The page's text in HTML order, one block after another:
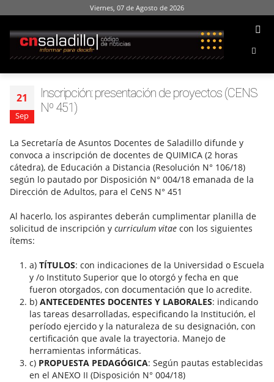
Viernes, 07 de Agosto de 2026
21
Sep
Inscripción: presentación de proyectos (CENS
Nº 451)
La Secretaría de Asuntos Docentes de Saladillo difunde y
convoca a inscripción de docentes de QUIMICA (2 horas
cátedra), de Educación a Distancia (Resolución N° 106/18)
según lo pautado por Disposición N° 004/18 emanada de la
Dirección de Adultos, para el CeNS N° 451
Al hacerlo, los aspirantes deberán cumplimentar planilla de
solicitud de inscripción y curriculum vitae con los siguientes
ítems:
a) TÍTULOS: con indicaciones de la Universidad o Escuela
y /o Instituto Superior que lo otorgó y fecha en que
fueron otorgados, con documentación que lo acredite.
b) ANTECEDENTES DOCENTES Y LABORALES: indicando
las tareas desarrolladas, especificando la Institución, el
período ejercido y la naturaleza de su designación, con
certificación que avale la trayectoria. Manejo de
herramientas informáticas.
c) PROPUESTA PEDAGÓGICA: Según pautas establecidas
en el ANEXO II (Disposición N° 004/18)